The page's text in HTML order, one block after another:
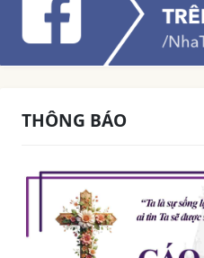
THÔNG BÁO